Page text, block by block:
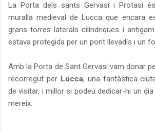
La Porta dels sants Gervasi i Protasi
muralla medieval de Lucca que encara
grans torres laterals cilíndriques i
estava protegida per un pont llevadís i un
Amb la Porta de Sant Gervasi vam donar
recorregut per Lucca, una fantàstica
de visitar, i millor si podeu dedicar-hi un dia
mereix.